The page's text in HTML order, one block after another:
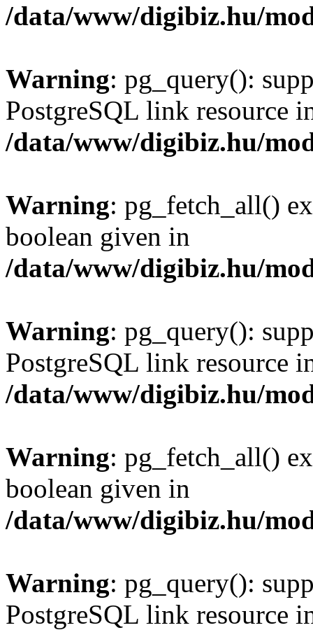
/data/www/digibiz.hu/
Warning: pg_query():
PostgreSQL link resource
/data/www/digibiz.hu/
Warning: pg_fetch_all()
boolean given in
/data/www/digibiz.hu/
Warning: pg_query():
PostgreSQL link resource
/data/www/digibiz.hu/
Warning: pg_fetch_all()
boolean given in
/data/www/digibiz.hu/
Warning: pg_query():
PostgreSQL link resource